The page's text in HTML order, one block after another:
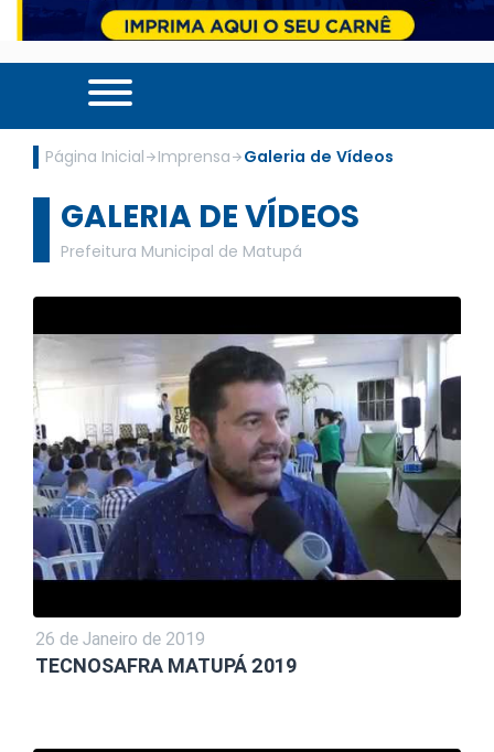
Página Inicial Imprensa Galeria de Vídeos
GALERIA DE VÍDEOS
Prefeitura Municipal de Matupá
26 de Janeiro de 2019
TECNOSAFRA MATUPÁ 2019